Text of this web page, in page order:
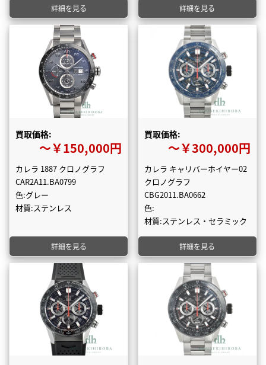
詳細を見る 詳細を見る
買取価格:
〜￥150,000円
カレラ 1887 クロノグラフ
CAR2A11.BA0799
色:グレー
材質:ステンレス
詳細を見る
買取価格:
〜￥300,000円
カレラ キャリバーホイヤー02
クロノグラフ
CBG2011.BA0662
色:
材質:ステンレス・セラミック
詳細を見る